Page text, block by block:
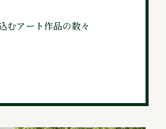
むアート作品の数々